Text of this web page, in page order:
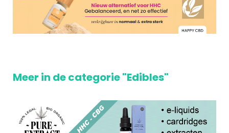
Meer in de categorie "Edibles"